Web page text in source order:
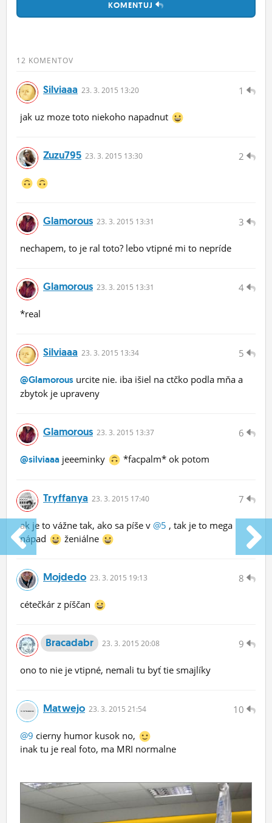
KOMENTUJ
12 KOMENTOV
1
Silviaaa 23. 3. 2015 13:20
jak uz moze toto niekoho napadnut
2
Zuzu795 23. 3. 2015 13:30
3
Glamorous 23. 3. 2015 13:31
nechapem, to je ral toto? lebo vtipné mi to nepríde
4
Glamorous 23. 3. 2015 13:31
*real
5
Silviaaa 23. 3. 2015 13:34
@Glamorous urcite nie. iba išiel na ctčko podla mňa a
zbytok je upraveny
6
Glamorous 23. 3. 2015 13:37
@silviaaa jeeeminky *facpalm* ok potom
7
Tryffanya 23. 3. 2015 17:40
ak je to vážne tak, ako sa píše v @5 , tak je to mega
nápad
ženiálne
8
Mojdedo 23. 3. 2015 19:13
cétečkár z píščan
9
Bracadabr 23. 3. 2015 20:08
ono to nie je vtipné, nemali tu byť tie smajlíky
10
Matwejo 23. 3. 2015 21:54
@9 cierny humor kusok no,
inak tu je real foto, ma MRI normalne